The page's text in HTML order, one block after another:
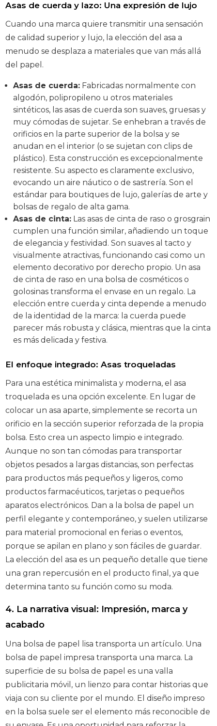
Asas de cuerda y lazo: Una expresión de lujo
Cuando una marca quiere transmitir una sensación
de calidad superior y lujo, la elección del asa a
menudo se desplaza a materiales que van más allá
del papel.
Asas de cuerda: Fabricadas normalmente con
algodón, polipropileno u otros materiales
sintéticos, las asas de cuerda son suaves, gruesas y
muy cómodas de sujetar. Se enhebran a través de
orificios en la parte superior de la bolsa y se
anudan en el interior (o se sujetan con clips de
plástico). Esta construcción es excepcionalmente
resistente. Su aspecto es claramente exclusivo,
evocando un aire náutico o de sastrería. Son el
estándar para boutiques de lujo, galerías de arte y
bolsas de regalo de alta gama.
Asas de cinta: Las asas de cinta de raso o grosgrain
cumplen una función similar, añadiendo un toque
de elegancia y festividad. Son suaves al tacto y
visualmente atractivas, funcionando casi como un
elemento decorativo por derecho propio. Un asa
de cinta de raso en una bolsa de cosméticos o
golosinas transforma el envase en un regalo. La
elección entre cuerda y cinta depende a menudo
de la identidad de la marca: la cuerda puede
parecer más robusta y clásica, mientras que la cinta
es más delicada y festiva.
El enfoque integrado: Asas troqueladas
Para una estética minimalista y moderna, el asa
troquelada es una opción excelente. En lugar de
colocar un asa aparte, simplemente se recorta un
orificio en la sección superior reforzada de la propia
bolsa. Esto crea un aspecto limpio e integrado.
Aunque no son tan cómodas para transportar
objetos pesados a largas distancias, son perfectas
para productos más pequeños y ligeros, como
productos farmacéuticos, tarjetas o pequeños
aparatos electrónicos. Dan a la bolsa de papel un
perfil elegante y contemporáneo, y suelen utilizarse
para material promocional en ferias o eventos,
porque se apilan en plano y son fáciles de guardar.
La elección del asa es un pequeño detalle que tiene
una gran repercusión en el producto final, ya que
determina tanto su función como su moda.
4. La narrativa visual: Impresión, marca y
acabado
Una bolsa de papel lisa transporta un artículo. Una
bolsa de papel impresa transporta una marca. La
superficie de su bolsa de papel es una valla
publicitaria móvil, un lienzo para contar historias que
viaja con su cliente por el mundo. El diseño impreso
en la bolsa suele ser el elemento más reconocible de